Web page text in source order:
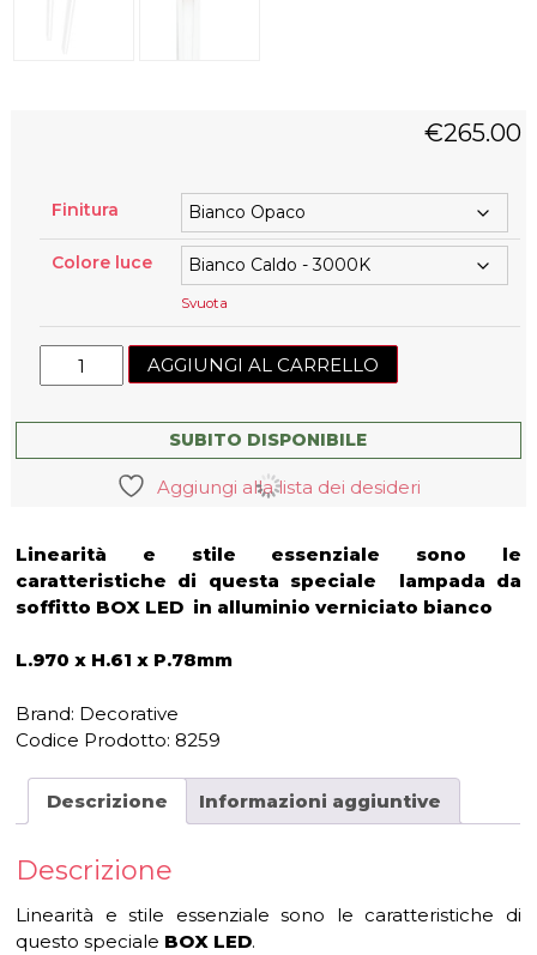
€265.00
Finitura
Colore luce
Svuota
Lampada
da
LED
rettangolare
quantità
AGGIUNGI AL CARRELLO
SUBITO DISPONIBILE
Aggiungi alla lista dei desideri
Linearità e stile essenziale sono le
caratteristiche di questa speciale lampada da
soffitto BOX LED in alluminio verniciato bianco
L.970 x H.61 x P.78mm
Brand: Decorative
Codice Prodotto: 8259
Descrizione Informazioni aggiuntive
Descrizione
Linearità e stile essenziale sono le caratteristiche di
questo speciale BOX LED.